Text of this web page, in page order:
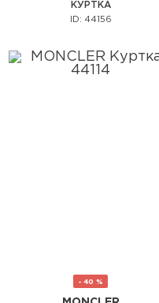
КУРТКА
ID: 44156
- 40 %